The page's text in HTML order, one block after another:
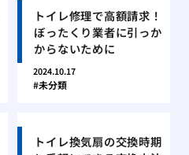
トイレ修理で高額請求！
ぼったくり業者に引っか
からないために
2024.10.17
未分類
トイレ換気扇の交換時期